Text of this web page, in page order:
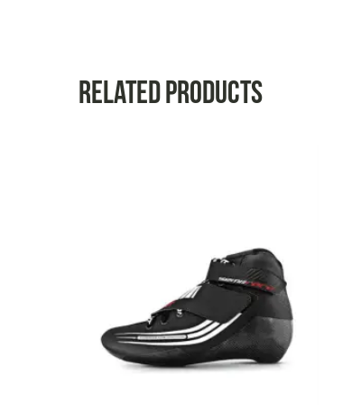
Related products